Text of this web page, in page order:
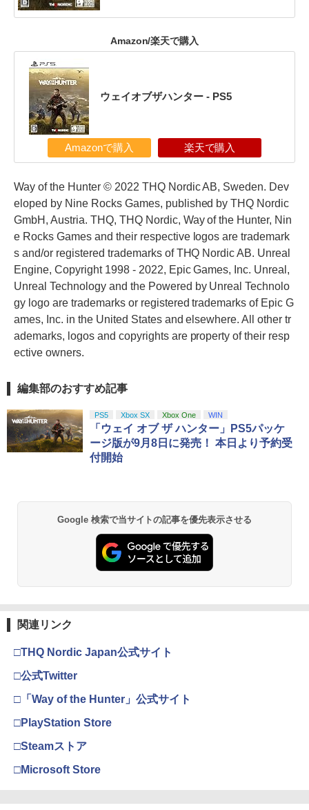
Amazon/楽天で購入
ウェイオブザハンター - PS5
Amazonで購入 楽天で購入
Way of the Hunter © 2022 THQ Nordic AB, Sweden. Dev
eloped by Nine Rocks Games, published by THQ Nordic
GmbH, Austria. THQ, THQ Nordic, Way of the Hunter, Nin
e Rocks Games and their respective logos are trademark
s and/or registered trademarks of THQ Nordic AB. Unreal
Engine, Copyright 1998 - 2022, Epic Games, Inc. Unreal,
Unreal Technology and the Powered by Unreal Technolo
gy logo are trademarks or registered trademarks of Epic G
ames, Inc. in the United States and elsewhere. All other tr
ademarks, logos and copyrights are property of their resp
ective owners.
編集部のおすすめ記事
PS5 Xbox SX Xbox One WIN
「ウェイ オブ ザ ハンター」PS5パッケ
ージ版が9月8日に発売！ 本日より予約受
付開始
Google 検索で当サイトの記事を優先表示させる
関連リンク
□THQ Nordic Japan公式サイト
□公式Twitter
□「Way of the Hunter」公式サイト
□PlayStation Store
□Steamストア
□Microsoft Store